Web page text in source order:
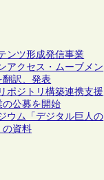
ンツ形成発信事業
アクセス・ムーブメン
翻訳、発表
ポジトリ構築連携支援
公募を開始
ウム「デジタル巨人の
の資料